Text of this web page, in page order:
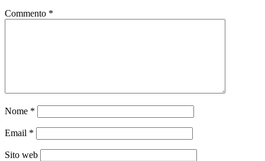
Commento *
Nome *
Email *
Sito web